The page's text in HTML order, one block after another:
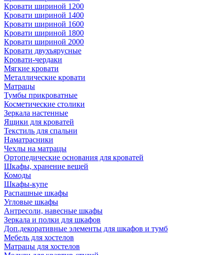
Кровати шириной 1200
Кровати шириной 1400
Кровати шириной 1600
Кровати шириной 1800
Кровати шириной 2000
Кровати двухъярусные
Кровати-чердаки
Мягкие кровати
Металлические кровати
Матрацы
Тумбы прикроватные
Косметические столики
Зеркала настенные
Ящики для кроватей
Текстиль для спальни
Наматрасники
Чехлы на матрацы
Ортопедические основания для кроватей
Шкафы, хранение вещей
Комоды
Шкафы-купе
Распашные шкафы
Угловые шкафы
Антресоли, навесные шкафы
Зеркала и полки для шкафов
Доп.декоративные элементы для шкафов и тумб
Мебель для хостелов
Матрацы для хостелов